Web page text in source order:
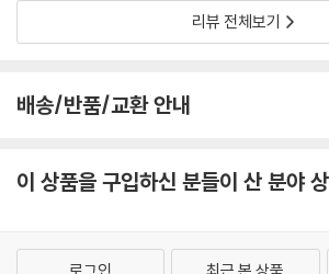
리뷰 전체보기
배송/반품/교환 안내
이 상품을 구입하신 분들이 산 분야